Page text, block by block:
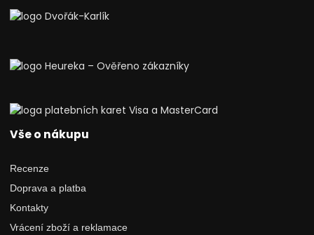
Vše o nákupu
Recenze
Doprava a platba
Kontakty
Vrácení zboží a reklamace